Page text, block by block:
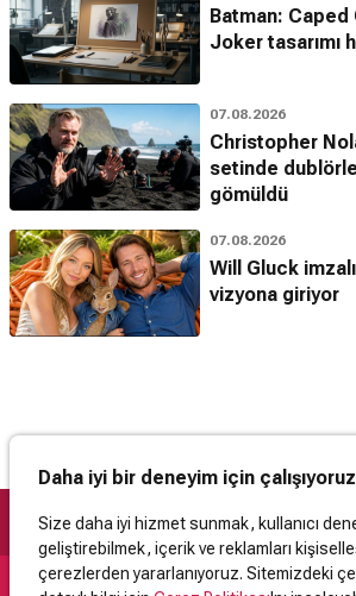
Batman: Caped
Joker tasarımı
07.08.2026
Christopher
setinde
gömüldü
07.08.2026
Will Gluck
vizyona giriyor
Daha iyi bir deneyim için çalışıyoruz
Size daha iyi hizmet sunmak, kullanıcı
geliştirebilmek, içerik ve reklamları
çerezlerden yararlanıyoruz. Sitemizdeki